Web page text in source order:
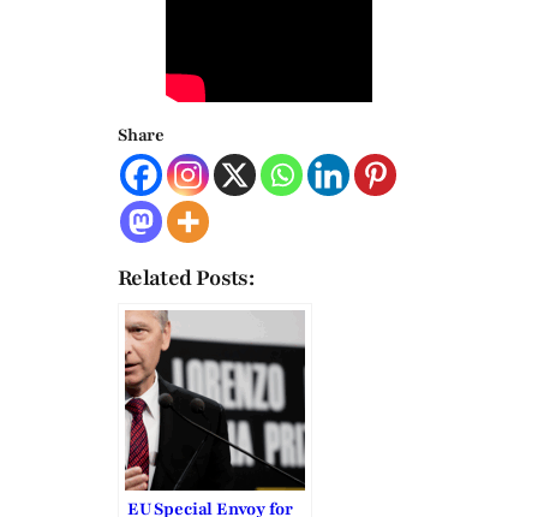
Share
Related Posts:
EU Special Envoy for